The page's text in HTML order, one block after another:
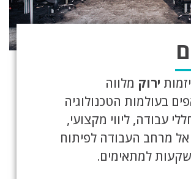
ירוק מלווה
בעולמות הטכנולוגיה
עבודה, ליווי מקצועי,
אל מרחב העבודה לפיתוח
למתאימים.